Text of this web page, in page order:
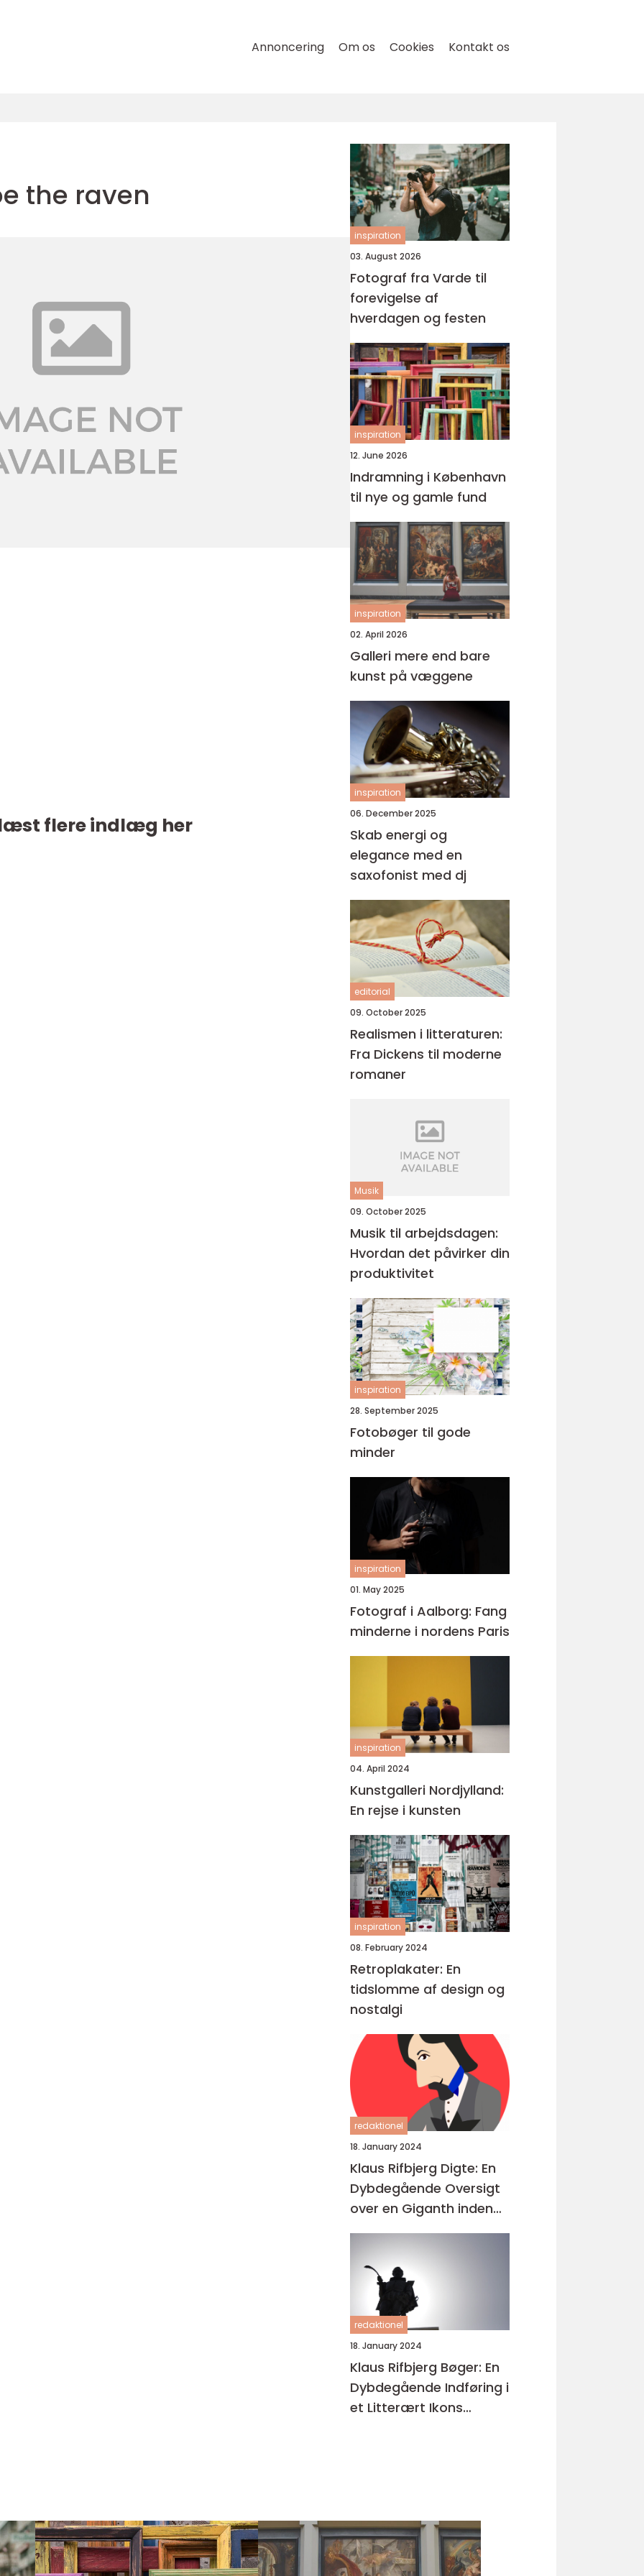
Annoncering Om os Cookies Kontakt os
the raven
flere indlæg her
inspiration
03. August 2026
Fotograf fra Varde til
forevigelse af
hverdagen og festen
inspiration
12. June 2026
Indramning i København
til nye og gamle fund
inspiration
02. April 2026
Galleri mere end bare
kunst på væggene
inspiration
06. December 2025
Skab energi og
elegance med en
saxofonist med dj
editorial
09. October 2025
Realismen i litteraturen:
Fra Dickens til moderne
romaner
Musik
09. October 2025
Musik til arbejdsdagen:
Hvordan det påvirker din
produktivitet
inspiration
28. September 2025
Fotobøger til gode
minder
inspiration
01. May 2025
Fotograf i Aalborg: Fang
minderne i nordens Paris
inspiration
04. April 2024
Kunstgalleri Nordjylland:
En rejse i kunsten
inspiration
08. February 2024
Retroplakater: En
tidslomme af design og
nostalgi
redaktionel
18. January 2024
Klaus Rifbjerg Digte: En
Dybdegående Oversigt
over en Giganth inden
for Dansk Litteratur
redaktionel
18. January 2024
Klaus Rifbjerg Bøger: En
Dybdegående Indføring i
et Litterært Ikons